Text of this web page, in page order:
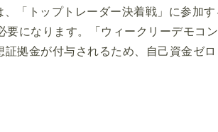
「トップトレーダー決着戦」に参加
要になります。「ウィークリーデモコ
拠金が付与されるため、自己資金ゼ